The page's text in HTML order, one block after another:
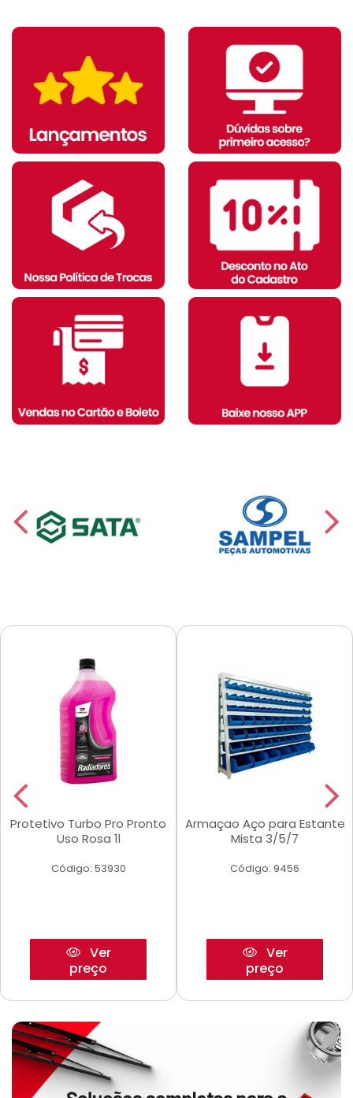
Protetivo Turbo Pro Pronto
Uso Rosa 1l
Código: 53930
Ver
preço
Armaçao Aço para Estante
Mista 3/5/7
Código: 9456
Ver
preço